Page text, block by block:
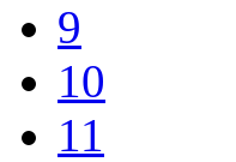
9
10
11